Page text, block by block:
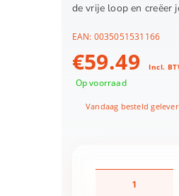
de vrije loop en creëer
EAN: 0035051531166
€59.49 Incl.
Op voorraad
Vandaag besteld
Make